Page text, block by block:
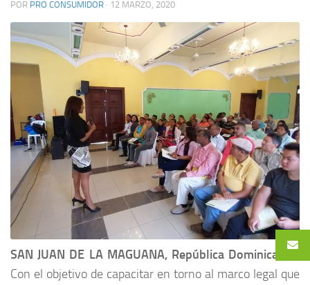
POR PRO CONSUMIDOR · 12 MARZO, 2020
SAN JUAN DE LA MAGUANA, República Dominicana.-
Con el objetivo de capacitar en torno al marco legal que